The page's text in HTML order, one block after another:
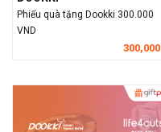
Phiếu quà tặng Dookki 300.000
VND
300,000